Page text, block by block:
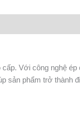
Với công nghệ
sản phẩm trở thành